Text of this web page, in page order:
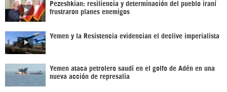
Pezeshkian: resiliencia y determinación del pueblo iraní
frustraron planes enemigos
Yemen y la Resistencia evidencian el declive imperialista
Yemen ataca petrolero saudí en el golfo de Adén en una
nueva acción de represalia